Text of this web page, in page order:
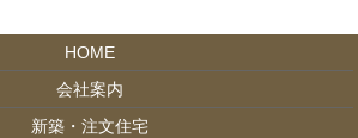
HOME
会社案内
新築・注文住宅